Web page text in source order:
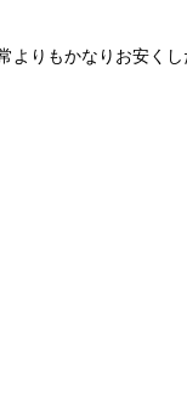
りもかなりお安くし